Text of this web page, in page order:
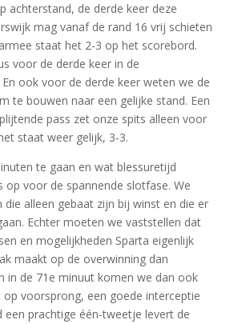
achterstand, de derde keer deze
mag vanaf de rand 16 vrij schieten
staat het 2-3 op het scorebord.
voor de derde keer in de
ook voor de derde keer weten we de
te bouwen naar een gelijke stand. Een
pass zet onze spits alleen voor
staat weer gelijk, 3-3.
te gaan en wat blessuretijd
op voor de spannende slotfase. We
die alleen gebaat zijn bij winst en die er
Echter moeten we vaststellen dat
en mogelijkheden Sparta eigenlijk
maakt op de overwinning dan
in de 71e minuut komen we dan ook
voorsprong, een goede interceptie
een prachtige één-tweetje levert de